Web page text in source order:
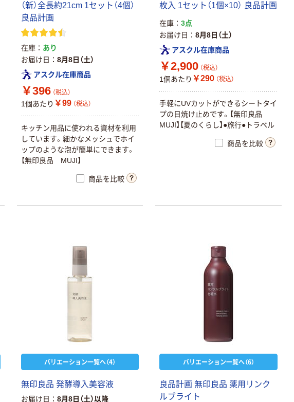
（新）全長約21cm 1セット（4個）
良品計画
在庫
あり
お届け日
8月8日（土）
アスクル在庫商品
￥396 （税込）
1個あたり ￥99 （税込）
キッチン用品に使われる資材を利用
しています。細かなメッシュでホイ
ップのような泡が簡単にできます。
【無印良品 MUJI】
商品を比較
枚入 1セット（1個×10） 良品計画
在庫
3点
お届け日
8月8日（土）
アスクル在庫商品
￥2,900 （税込）
1個あたり ￥290 （税込）
手軽にUVカットができるシートタイ
プの日焼け止めです。【無印良品
MUJI】【夏のくらし】●旅行●トラベル
商品を比較
バリエーション一覧へ（4）
無印良品 発酵導入美容液
お届け日 8月8日（土）以降
バリエーション一覧へ（6）
良品計画 無印良品 薬用リンク
ルブライト